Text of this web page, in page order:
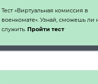
Тест «Виртуальная комиссия в
военкомате». Узнай, сможешь ли
служить. Пройти тест